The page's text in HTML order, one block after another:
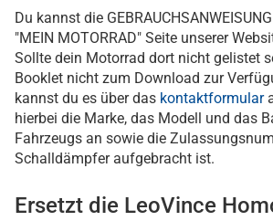
Du kannst die
"MEIN MOTORRAD" Seite unserer
Sollte dein Motorrad dort nicht gelistet
Booklet nicht zum Download zur
kannst du es über das kontaktformular
hierbei die Marke, das Modell und das
Fahrzeugs an sowie die
Schalldämpfer aufgebracht ist.
Ersetzt die LeoVince